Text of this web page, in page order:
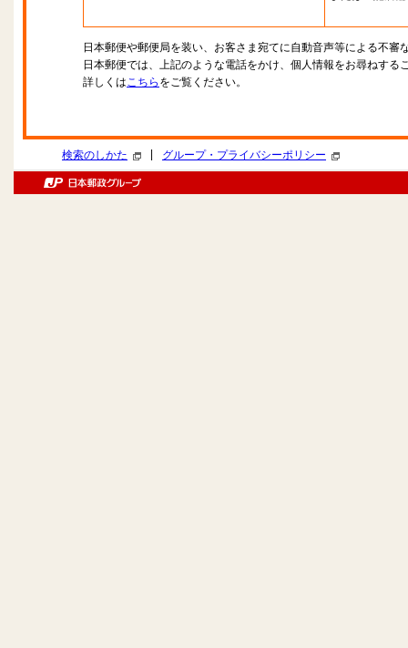
日本郵便や郵便局を装い、お客さま宛てに自動音声等による不審
日本郵便では、上記のような電話をかけ、個人情報をお尋ねする
詳しくはこちら をご覧ください。
検索のしかた グループ・プライバシーポリシー